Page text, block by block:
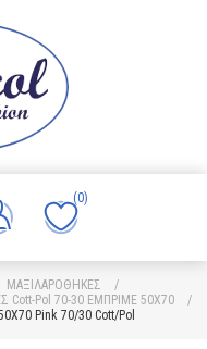
(0)
ΜΑΞΙΛΑΡΟΘΗΚΕΣ
/
Cott-Pol 70-30 ΕΜΠΡΙΜΕ 50Χ70
/
Pink 70/30 Cott/Pol